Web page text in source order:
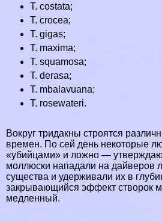
T. costata;
T. crocea;
T. gigas;
T. maxima;
T. squamosa;
T. derasa;
T. mbalavuana;
T. rosewateri.
Вокруг тридакны строятся
времен. По сей день некоторые
«убийцами» и ложно —
моллюски нападали на дайверов
существа и удерживали их в
закрывающийся эффект створок
медленный.